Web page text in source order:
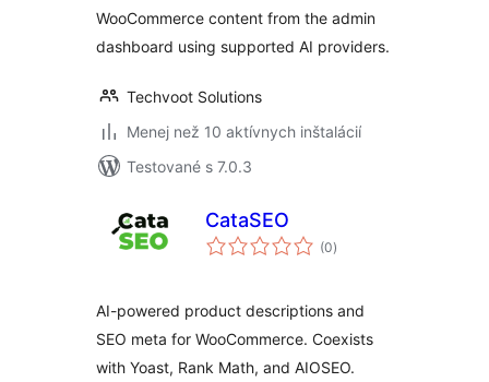
WooCommerce content from the admin
dashboard using supported AI providers.
Techvoot Solutions
Menej než 10 aktívnych inštalácií
Testované s 7.0.3
CataSEO
(0celkové
hodnotenie
)
AI-powered product descriptions and
SEO meta for WooCommerce. Coexists
with Yoast, Rank Math, and AIOSEO.